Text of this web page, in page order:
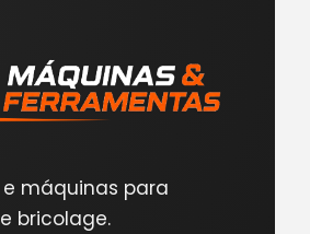
máquinas para
bricolage.